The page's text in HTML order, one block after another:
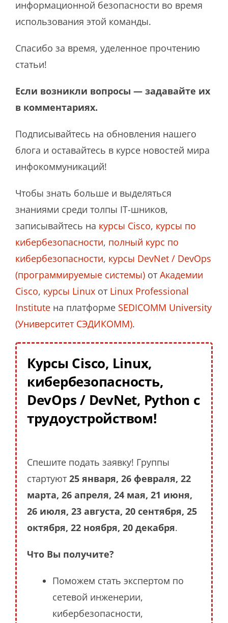
информационной безопасности во время
использования этой команды.
Спасибо за время, уделенное прочтению
статьи!
Если возникли вопросы — задавайте их
в комментариях.
Подписывайтесь на обновления нашего
блога и оставайтесь в курсе новостей мира
инфокоммуникаций!
Чтобы знать больше и выделяться
знаниями среди толпы IT-шников,
записывайтесь на курсы Cisco, курсы по
кибербезопасности, полный курс по
кибербезопасности, курсы DevNet / DevOps
(программируемые системы) от Академии
Cisco, курсы Linux от Linux Professional
Institute на платформе SEDICOMM University
(Университет СЭДИКОММ).
Курсы Cisco, Linux,
кибербезопасность,
DevOps / DevNet, Python с
трудоустройством!
Спешите подать заявку! Группы
стартуют 25 января, 26 февраля, 22
марта, 26 апреля, 24 мая, 21 июня,
26 июля, 23 августа, 20 сентября, 25
октября, 22 ноября, 20 декабря.
Что Вы получите?
Поможем стать экспертом по
сетевой инженерии,
кибербезопасности,